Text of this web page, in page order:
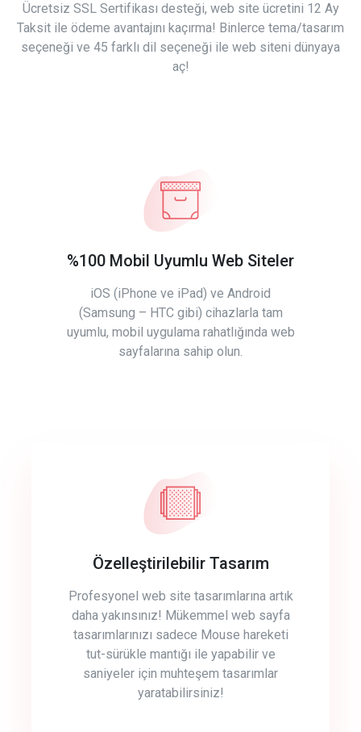
Ücretsiz SSL Sertifikası desteği, web site ücretini 12 Ay
Taksit ile ödeme avantajını kaçırma! Binlerce tema/tasarım
seçeneği ve 45 farklı dil seçeneği ile web siteni dünyaya
aç!
%100 Mobil Uyumlu Web Siteler
iOS (iPhone ve iPad) ve Android
(Samsung – HTC gibi) cihazlarla tam
uyumlu, mobil uygulama rahatlığında web
sayfalarına sahip olun.
Özelleştirilebilir Tasarım
Profesyonel web site tasarımlarına artık
daha yakınsınız! Mükemmel web sayfa
tasarımlarınızı sadece Mouse hareketi
tut-sürükle mantığı ile yapabilir ve
saniyeler için muhteşem tasarımlar
yaratabilirsiniz!